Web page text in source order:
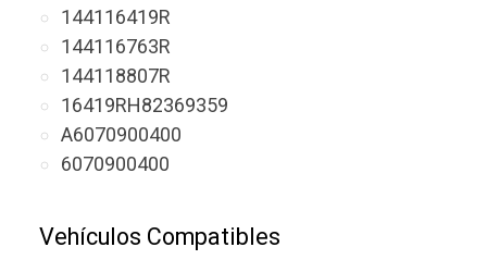
144116419R
144116763R
144118807R
16419RH82369359
A6070900400
6070900400
Vehículos Compatibles